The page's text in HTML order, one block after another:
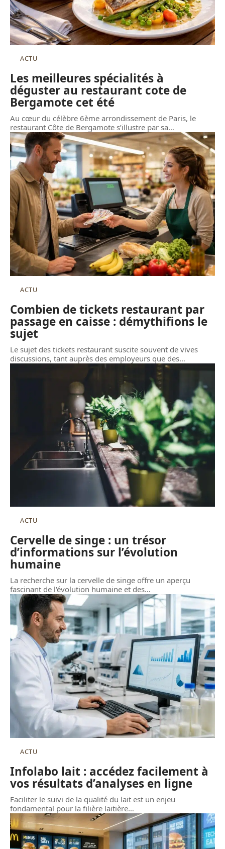
ACTU
Les meilleures spécialités à
déguster au restaurant cote de
Bergamote cet été
Au cœur du célèbre 6ème arrondissement de Paris, le
restaurant Côte de Bergamote s’illustre par sa…
ACTU
Combien de tickets restaurant par
passage en caisse : démythifions le
sujet
Le sujet des tickets restaurant suscite souvent de vives
discussions, tant auprès des employeurs que des…
ACTU
Cervelle de singe : un trésor
d’informations sur l’évolution
humaine
La recherche sur la cervelle de singe offre un aperçu
fascinant de l'évolution humaine et des…
ACTU
Infolabo lait : accédez facilement à
vos résultats d’analyses en ligne
Faciliter le suivi de la qualité du lait est un enjeu
fondamental pour la filière laitière…